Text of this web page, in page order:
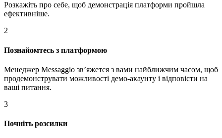
Розкажіть про себе, щоб демонстрація платформи пройшла
ефективніше.
2
Познайомтесь з платформою
Менеджер Messaggio звʼяжется з вами найближчим часом, щоб
продемонструвати можливості демо-акаунту і відповісти на
ваші питання.
3
Почніть розсилки